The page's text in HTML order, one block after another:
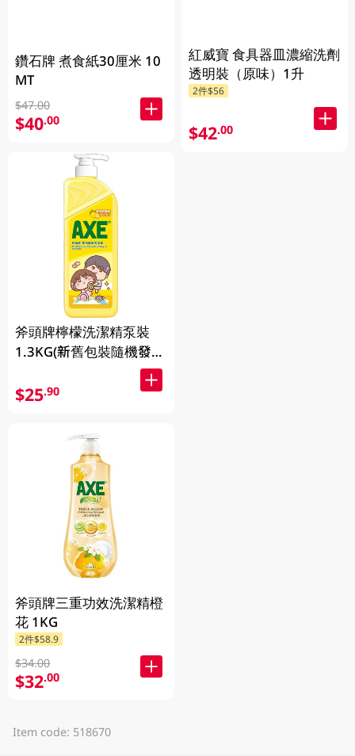
鑽石牌 煮食紙30厘米 10
MT
$47.00
$40.00
斧頭牌檸檬洗潔精泵裝
1.3KG(新舊包裝隨機發
$25.90
斧頭牌三重功效洗潔精橙
花 1KG
2件$58.9
$34.00
$32.00
紅威寶 食具器皿濃縮洗劑
透明裝（原味）1升
2件$56
$42.00
Item code: 518670